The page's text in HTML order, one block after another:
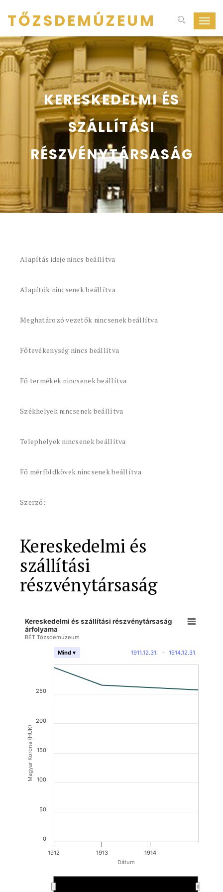
ki-
be
TŐZSDEMÚZEUM
KERESKEDELMI ÉS
SZÁLLÍTÁSI
RÉSZVÉNYTÁRSASÁG
Alapítás ideje nincs beállítva
Alapítók nincsenek beállítva
Meghatározó vezetők nincsenek beállítva
Főtevékenység nincs beállítva
Fő termékek nincsenek beállítva
Székhelyek nincsenek beállítva
Telephelyek nincsenek beállítva
Fő mérföldkövek nincsenek beállítva
Szerző:
Kereskedelmi és
szállítási
részvénytársaság
Dátum
Magyar Korona (HUK)
Kereskedelmi és szállítási részvénytársaság
árfolyama
BÉT Tőzsdemúzeum
1911.12.31. - 1914.12.31.
Mind ▾
1912 1913 1914
0
50
100
150
200
250